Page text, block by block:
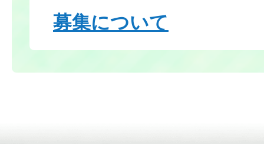
募集について